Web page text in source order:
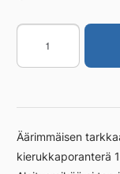
Metalliporanteräsarja
BOSCH
19-
HSS-
määrä
Äärimmäisen
kierukkaporanterä